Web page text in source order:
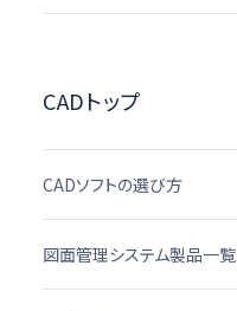
CADトップ
CADソフトの選び方
図面管理システム製品一覧